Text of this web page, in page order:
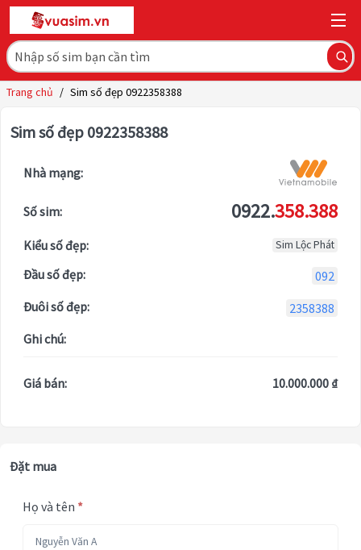
Trang chủ / Sim số đẹp 0922358388
Sim số đẹp 0922358388
Nhà mạng:
Số sim: 0922.358.388
Kiểu số đẹp: Sim Lộc Phát
Đầu số đẹp:
092
Đuôi số đẹp:
2358388
Ghi chú:
Giá bán: 10.000.000 ₫
Đặt mua
Họ và tên *